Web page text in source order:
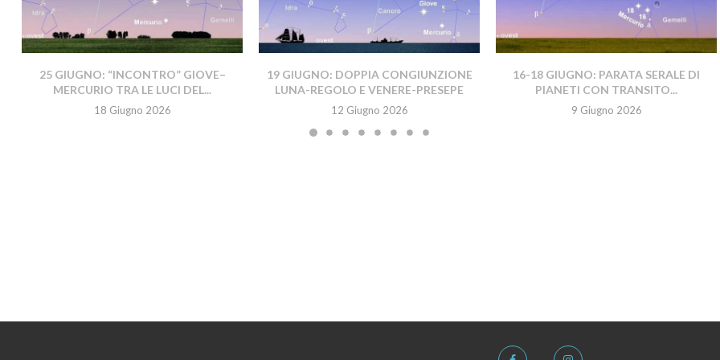
25 GIUGNO: “INCONTRO” GIOVE–
MERCURIO TRA LE LUCI DEL...
18 Giugno 2026
19 GIUGNO: DOPPIA CONGIUNZIONE
LUNA-REGOLO E VENERE-PRESEPE
12 Giugno 2026
16-18 GIUGNO: PARATA SERALE DI
PIANETI CON TRANSITO...
9 Giugno 2026